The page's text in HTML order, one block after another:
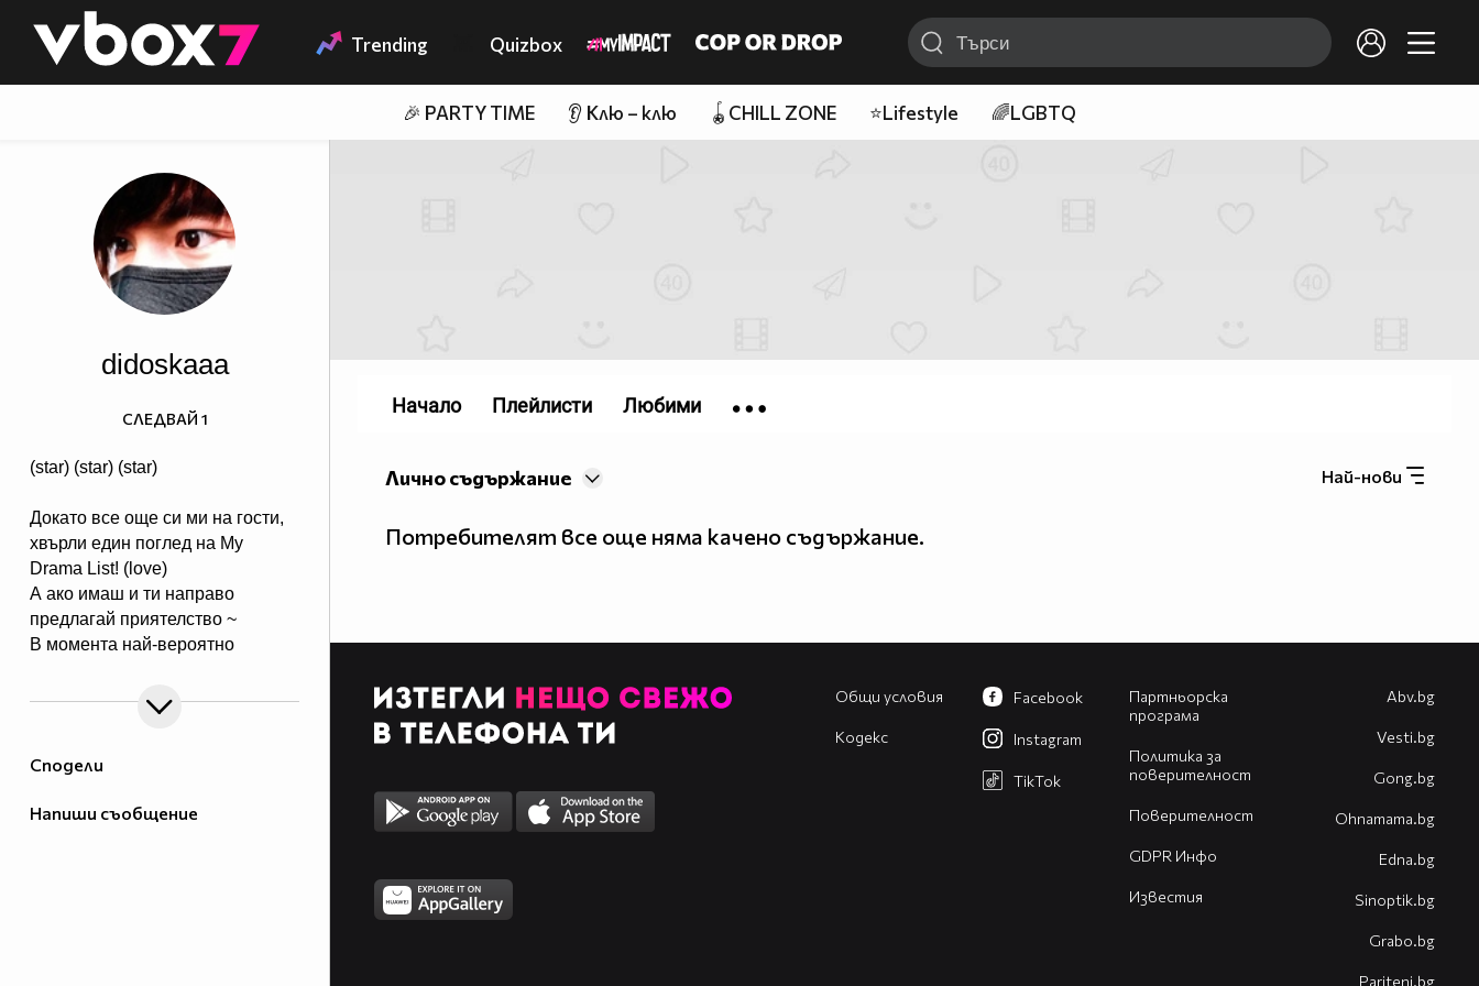
👾 Trending Quizbox
🎉 PARTY TIME 👂 Клю – клю 🪀CHILL ZONE ⭐Lifestyle 🌈LGBTQ
Сподели
Напиши съобщение
didoskaaa
(star) (star) (star)
Докато все още си ми на гости,
хвърли един поглед на My
Drama List! (love)
А ако имаш и ти направо
предлагай приятелство ~
В момента най-вероятно
страхотни слушалки MDR-ZX100
Когато някой ми предложи
защо го прави....
СЛЕДВАЙ 1
Най-нови
Лично съдържание
Потребителят все още няма качено съдържание.
Начало Плейлисти Любими
Общи условия
Кодекс
Партньорска
програма
Политика за
поверителност
Поверителност
GDPR Инфо
Известия
Facebook
Instagram
TikTok
Abv.bg
Vesti.bg
Gong.bg
Оhnamama.bg
Edna.bg
Sinoptik.bg
Grabo.bg
Pariteni.bg